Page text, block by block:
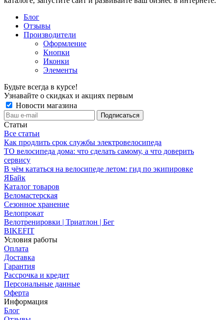
Блог
Отзывы
Производители
Оформление
Кнопки
Иконки
Элементы
Будьте всегда в курсе!
Узнавайте о скидках и акциях первым
Новости магазина
Статьи
Все статьи
Как продлить срок службы электровелосипеда
ТО велосипеда дома: что сделать самому, а что доверить
сервису
В чём кататься на велосипеде летом: гид по экипировке
ЯБайк
Каталог товаров
Веломастерская
Сезонное хранение
Велопрокат
Велотренировки | Триатлон | Бег
BIKEFIT
Условия работы
Оплата
Доставка
Гарантия
Рассрочка и кредит
Персональные данные
Оферта
Информация
Блог